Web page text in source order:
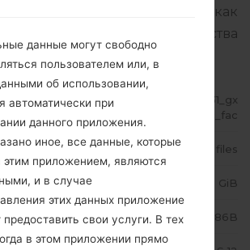
Подробная инструкция, как
прошивку на устройства
SM-N986B_3_20220526143431_gx
697iqc4c_fac
4 files
7.6 GiB
Samsung SM-N986B
данные могут свободно
пользователем или, в
об использовании,
автоматически при
данного приложения.
иное, все данные, которые
этим приложением, являются
и в случае
этих данных приложение
свои услуги. В тех
в этом приложении прямо